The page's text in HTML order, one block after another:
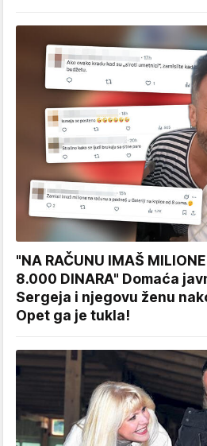
"NA RAČUNU IMAŠ
8.000 DINARA" Domaća
Sergeja i njegovu ženu
Opet ga je tukla!